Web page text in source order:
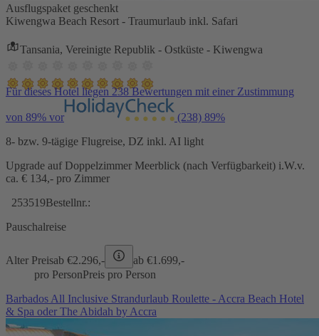
Ausflugspaket geschenkt
Kiwengwa Beach Resort - Traumurlaub inkl. Safari
Tansania, Vereinigte Republik - Ostküste - Kiwengwa
Für dieses Hotel liegen 238 Bewertungen mit einer Zustimmung
von 89% vor (238) 89%
8- bzw. 9-tägige Flugreise, DZ inkl. AI light
Upgrade auf Doppelzimmer Meerblick (nach Verfügbarkeit) i.W.v.
ca. € 134,- pro Zimmer
253519Bestellnr.:
Pauschalreise
Alter Preisab €2.296,- ab €1.699,-
pro PersonPreis pro Person
Barbados All Inclusive Strandurlaub Roulette - Accra Beach Hotel
& Spa oder The Abidah by Accra